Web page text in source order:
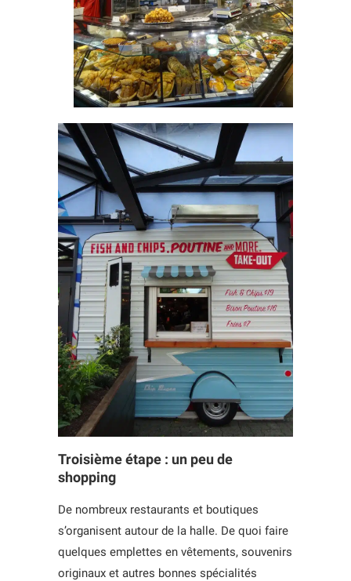
Troisième étape : un peu de
shopping
De nombreux restaurants et boutiques
s’organisent autour de la halle. De quoi faire
quelques emplettes en vêtements, souvenirs
originaux et autres bonnes spécialités